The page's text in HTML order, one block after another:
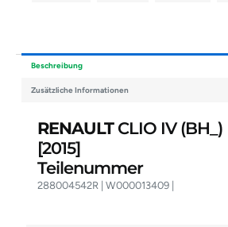
Beschreibung
Zusätzliche Informationen
RENAULTCLIO IV (BH_)
[2015]
Teilenummer
288004542R | W000013409 |